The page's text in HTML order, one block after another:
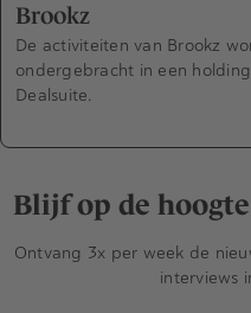
Brookz
De activiteiten van Brookz
ondergebracht in een
Dealsuite.
Blijf op de
Ontvang 3x per week de
interviews